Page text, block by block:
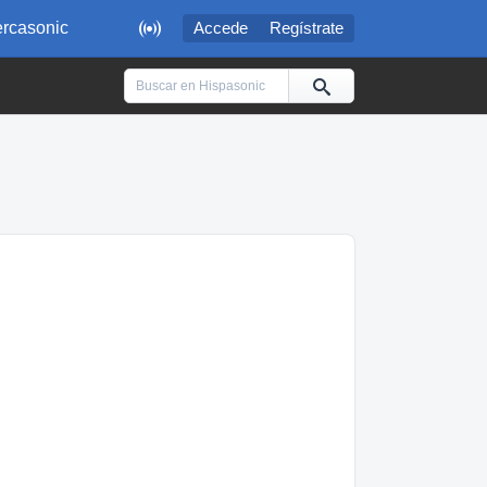
 Accede Regístrate